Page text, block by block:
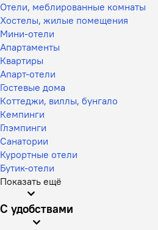
Отели, меблированные комнаты
Хостелы, жилые помещения
Мини-отели
Апартаменты
Квартиры
Апарт-отели
Гостевые дома
Коттеджи, виллы, бунгало
Кемпинги
Глэмпинги
Санатории
Курортные отели
Бутик-отели
Показать ещё
С удобствами